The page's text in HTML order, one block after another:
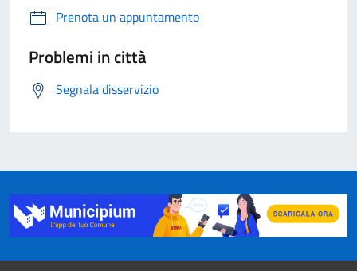
Prenota un appuntamento
Problemi in città
Segnala disservizio